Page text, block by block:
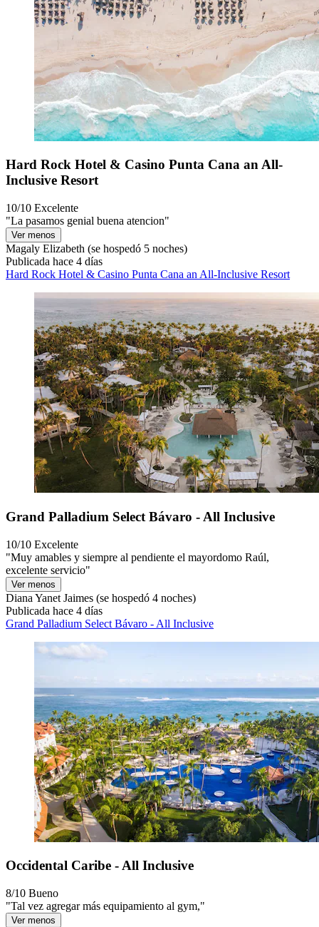
Hard Rock Hotel & Casino Punta Cana an All-
Inclusive Resort
10/10 Excelente
"La pasamos genial buena atencion"
Ver menos
Magaly Elizabeth (se hospedó 5 noches)
Publicada hace 4 días
Hard Rock Hotel & Casino Punta Cana an All-Inclusive Resort
Grand Palladium Select Bávaro - All Inclusive
10/10 Excelente
"Muy amables y siempre al pendiente el mayordomo Raúl,
excelente servicio"
Ver menos
Diana Yanet Jaimes (se hospedó 4 noches)
Publicada hace 4 días
Grand Palladium Select Bávaro - All Inclusive
Occidental Caribe - All Inclusive
8/10 Bueno
"Tal vez agregar más equipamiento al gym,"
Ver menos